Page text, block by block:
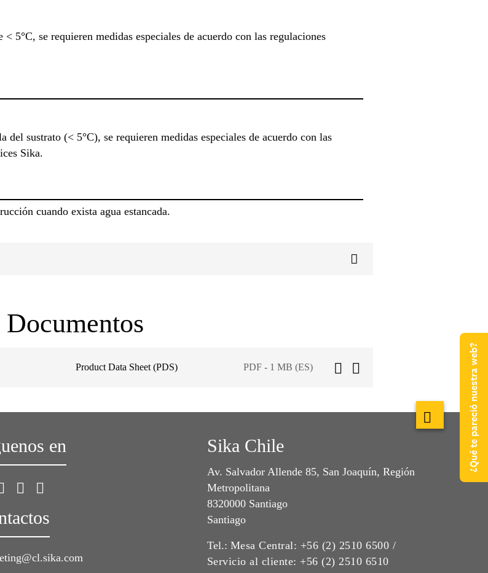
5°C, se requieren medidas especiales de acuerdo con las regulaciones
sustrato (< 5°C), se requieren medidas especiales de acuerdo con las
Sika.
cuando exista agua estancada.
Documentos
Product Data Sheet (PDS) PDF - 1 MB (ES)
en Sika Chile
Av. Salvador Allende 85, San Joaquín, Región
Metropolitana
8320000 Santiago
Santiago
Tel.: Mesa Central: +56 (2) 2510 6500 /
Servicio al cliente: +56 (2) 2510 6510
¿Qué te pareció nuestra web?